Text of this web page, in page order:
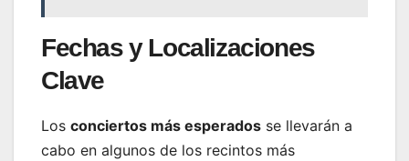
Fechas y Localizaciones
Clave
Los conciertos más esperados se llevarán a
cabo en algunos de los recintos más